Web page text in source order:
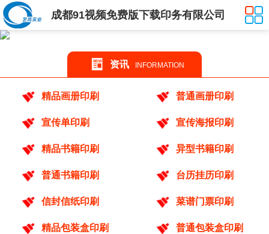
成都91视频免费版下载印务有限公司
资讯 INFORMATION
精品画册印刷 普通画册印刷
宣传单印刷 宣传海报印刷
精品书籍印刷 异型书籍印刷
普通书籍印刷 台历挂历印刷
信封信纸印刷 菜谱门票印刷
精品包装盒印刷 普通包装盒印刷